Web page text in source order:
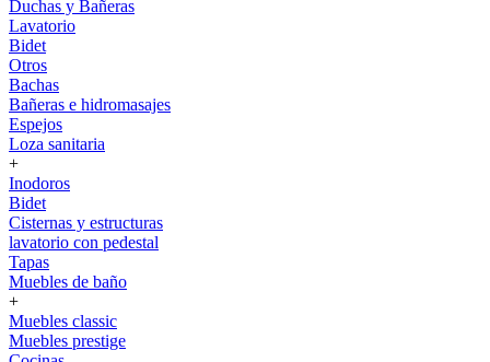
Duchas y Bañeras
Lavatorio
Bidet
Otros
Bachas
Bañeras e hidromasajes
Espejos
Loza sanitaria
+
Inodoros
Bidet
Cisternas y estructuras
lavatorio con pedestal
Tapas
Muebles de baño
+
Muebles classic
Muebles prestige